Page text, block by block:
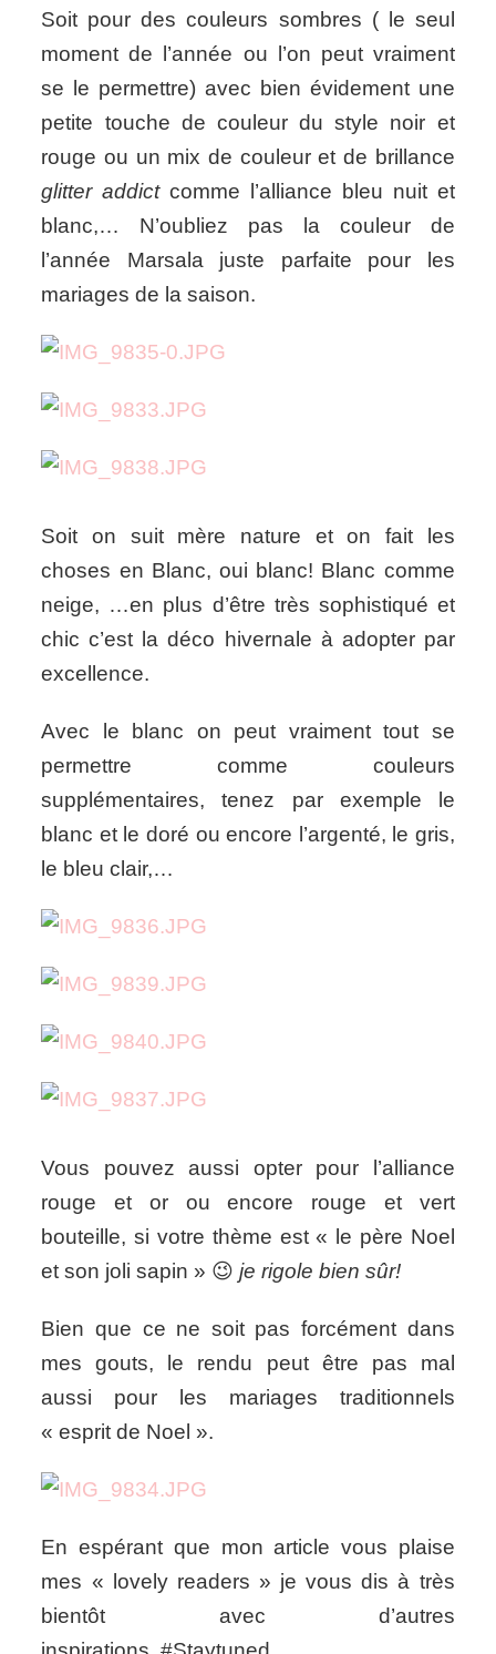
Soit pour des couleurs sombres ( le seul
moment de l’année ou l’on peut vraiment
se le permettre) avec bien évidement une
petite touche de couleur du style noir et
rouge ou un mix de couleur et de brillance
glitter addictcomme l’alliance bleu nuit et
blanc,… N’oubliez pas la couleur de
l’année Marsala juste parfaite pour les
mariages de la saison.
Soit on suit mère nature et on fait les
choses en Blanc, oui blanc! Blanc comme
neige, …en plus d’être très sophistiqué et
chic c’est la déco hivernale à adopter par
excellence.
Avec le blanc on peut vraiment tout se
permettre comme couleurs
supplémentaires, tenez par exemple le
blanc et le doré ou encore l’argenté, le gris,
le bleu clair,…
Vous pouvez aussi opter pour l’alliance
rouge et or ou encore rouge et vert
bouteille, si votre thème est « le père Noel
et son joli sapin » 😉je rigole bien sûr!
Bien que ce ne soit pas forcément dans
mes gouts, le rendu peut être pas mal
aussi pour les mariages traditionnels
« esprit de Noel ».
En espérant que mon article vous plaise
mes « lovely readers » je vous dis à très
bientôt avec d’autres